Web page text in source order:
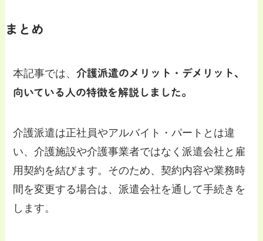
まとめ
本記事では、介護派遣のメリット・デメリット、
向いている人の特徴を解説しました。
介護派遣は正社員やアルバイト・パートとは違
い、介護施設や介護事業者ではなく派遣会社と雇
用契約を結びます。そのため、契約内容や業務時
間を変更する場合は、派遣会社を通して手続きを
します。